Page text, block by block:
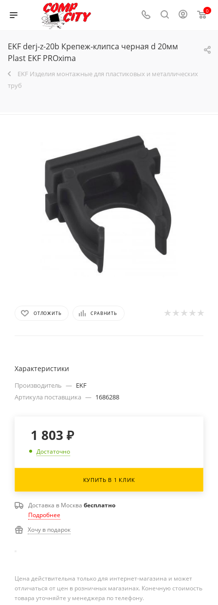
0
EKF derj-z-20b Крепеж-клипса черная d 20мм
Plast EKF PROxima
EKF Изделия монтажные для пластиковых и металлических
труб
ОТЛОЖИТЬ СРАВНИТЬ
Характеристики
Производитель — EKF
Артикула поставщика — 1686288
1 803 ₽
Достаточно
КУПИТЬ В 1 КЛИК
Доставка в Москва бесплатно
Подробнее
Хочу в подарок
Цена действительна только для интернет-магазина и может
отличаться от цен в розничных магазинах. Конечную стоимость
товара уточняйте у менеджера по телефону.